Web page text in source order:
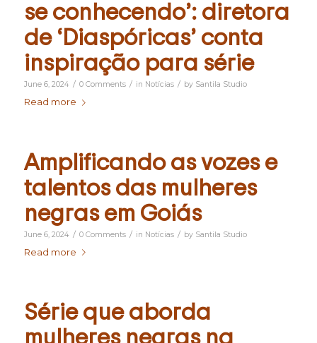
se conhecendo’: diretora
de ‘Diaspóricas’ conta
inspiração para série
June 6, 2024 / 0 Comments / in Notícias / by Santila Studio
Read more
Amplificando as vozes e
talentos das mulheres
negras em Goiás
June 6, 2024 / 0 Comments / in Notícias / by Santila Studio
Read more
Série que aborda